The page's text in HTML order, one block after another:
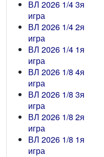
ВЛ 2026 1/4 3я
игра
ВЛ 2026 1/4 2я
игра
ВЛ 2026 1/4 1я
игра
ВЛ 2026 1/8 4я
игра
ВЛ 2026 1/8 3я
игра
ВЛ 2026 1/8 2я
игра
ВЛ 2026 1/8 1я
игра